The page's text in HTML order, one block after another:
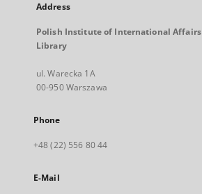
Address
Polish Institute of International Affairs
Library
ul. Warecka 1A
00-950 Warszawa
Phone
+48 (22) 556 80 44
E-Mail